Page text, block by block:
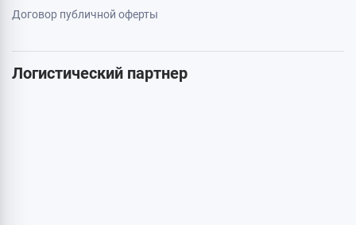
Бренды
Карта сайта